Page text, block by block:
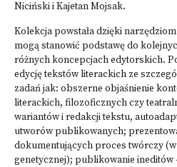
Niciński i Kajetan Mojsak.
Kolekcja powstała dzięki
mogą stanowić podstawę do
różnych koncepcjach edytorskich.
edycję tekstów literackich ze
zadań jak: obszerne objaśnienie
literackich, filozoficznych czy
wariantów i redakcji tekstu,
utworów publikowanych;
dokumentujących proces twórczy
genetycznej); publikowanie ineditów